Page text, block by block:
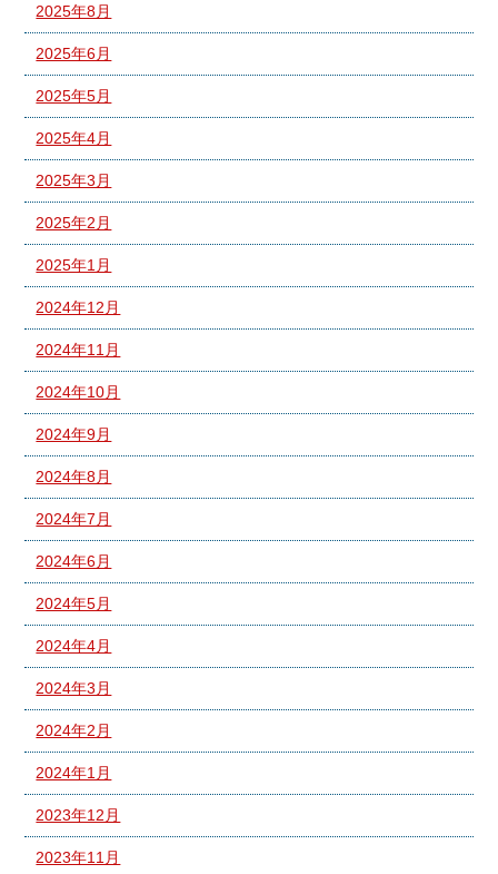
2025年8月
2025年6月
2025年5月
2025年4月
2025年3月
2025年2月
2025年1月
2024年12月
2024年11月
2024年10月
2024年9月
2024年8月
2024年7月
2024年6月
2024年5月
2024年4月
2024年3月
2024年2月
2024年1月
2023年12月
2023年11月